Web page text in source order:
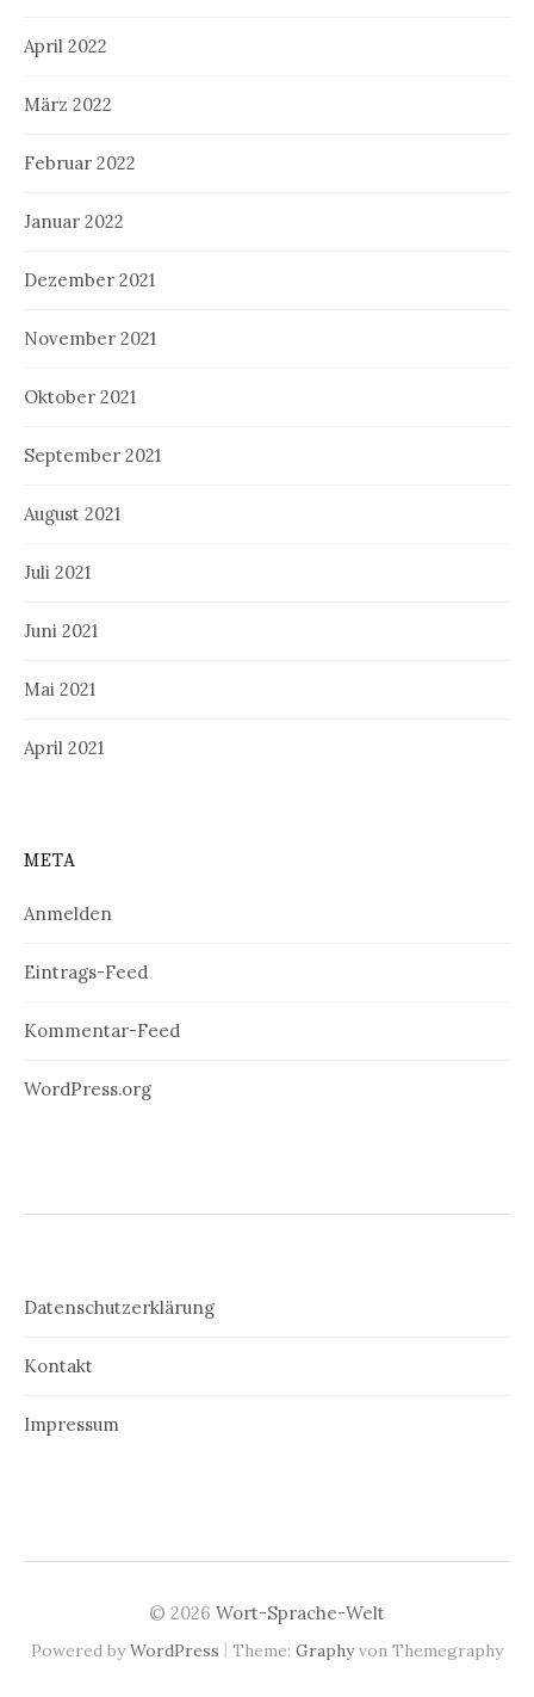
April 2022
März 2022
Februar 2022
Januar 2022
Dezember 2021
November 2021
Oktober 2021
September 2021
August 2021
Juli 2021
Juni 2021
Mai 2021
April 2021
META
Anmelden
Eintrags-Feed
Kommentar-Feed
WordPress.org
Datenschutzerklärung
Kontakt
Impressum
© 2026 Wort-Sprache-Welt
Powered byWordPress | Theme: Graphyvon Themegraphy